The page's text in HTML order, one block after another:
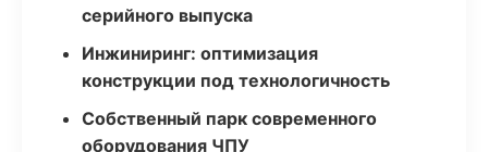
серийного выпуска
Инжиниринг: оптимизация
конструкции под технологичность
Собственный парк современного
оборудования ЧПУ